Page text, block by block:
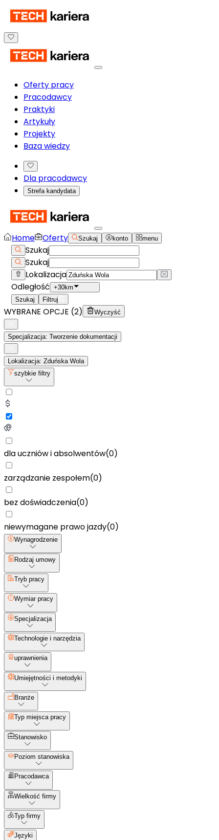
Oferty pracy
Pracodawcy
Praktyki
Artykuły
Projekty
Baza wiedzy
Dla pracodawcy
Strefa kandydata
Home Oferty Szukaj konto menu
Szukaj
Szukaj
Lokalizacja
Odległość +30km
Szukaj
Filtruj
WYBRANE OPCJE (2) Wyczyść
Specjalizacja: Tworzenie dokumentacji
Lokalizacja: Zduńska Wola
szybkie filtry
dla uczniów i absolwentów(0)
zarządzanie zespołem(0)
bez doświadczenia(0)
niewymagane prawo jazdy(0)
Wynagrodzenie
Rodzaj umowy
Tryb pracy
Wymiar pracy
Specjalizacja
Technologie i narzędzia
uprawnienia
Umiejętności i metodyki
Branże
Typ miejsca pracy
Stanowisko
Poziom stanowiska
Pracodawca
Wielkość firmy
Typ firmy
Języki